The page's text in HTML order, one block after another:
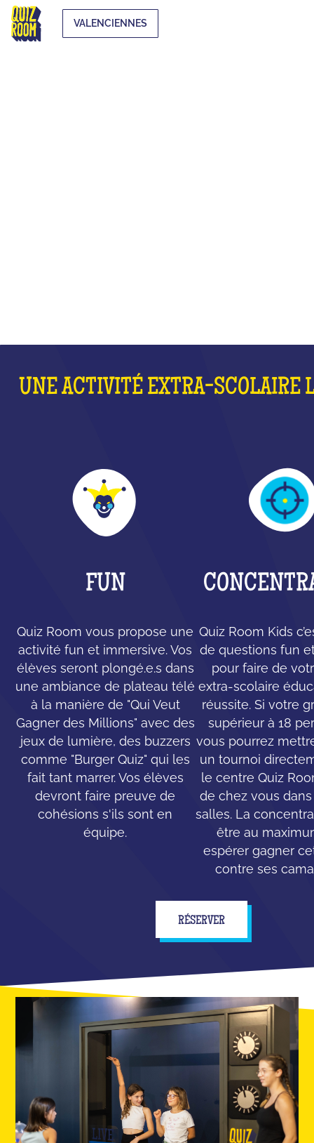
VALENCIENNES
UNE ACTIVITÉ EXTRA-SCOLAIRE
FUN
Quiz Room vous propose une
activité fun et immersive. Vos
élèves seront plongé.e.s dans
une ambiance de plateau télé
à la manière de "Qui Veut
Gagner des Millions" avec des
jeux de lumière, des buzzers
comme "Burger Quiz" qui les
fait tant marrer. Vos élèves
devront faire preuve de
cohésions s'ils sont en
équipe.
Quiz Room Kids
de questions fun
pour faire de
extra-scolaire
réussite. Si votre
supérieur à 18
vous pourrez
un tournoi
le centre Quiz
de chez vous
salles. La
être au
espérer gagner
contre ses
RÉSERVER